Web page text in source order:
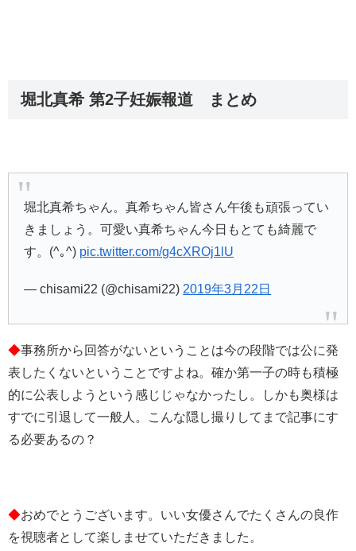
堀北真希 第2子妊娠報道 まとめ
堀北真希ちゃん。真希ちゃん皆さん午後も頑張ってい
きましょう。可愛い真希ちゃん今日もとても綺麗で
す。(^｡^) pic.twitter.com/g4cXROj1lU
— chisami22 (@chisami22) 2019年3月22日
◆事務所から回答がないということは今の段階では公に発
表したくないということですよね。確か第一子の時も積極
的に公表しようという感じじゃなかったし。しかも奥様は
すでに引退して一般人。こんな隠し撮りしてまで記事にす
る必要あるの？
◆おめでとうございます。いい女優さんでたくさんの良作
を視聴者として楽しませていただきました。